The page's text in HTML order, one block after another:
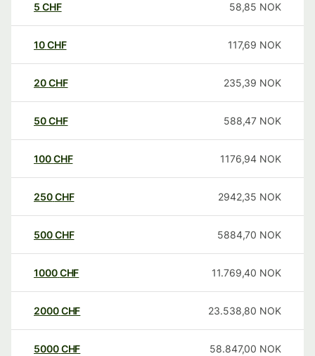
5 CHF 58,85 NOK
10CHF 117,69 NOK
20CHF 235,39 NOK
50CHF 588,47 NOK
100CHF 1176,94 NOK
250CHF 2942,35 NOK
500CHF 5884,70 NOK
1000CHF 11.769,40 NOK
2000CHF 23.538,80 NOK
5000CHF 58.847,00 NOK